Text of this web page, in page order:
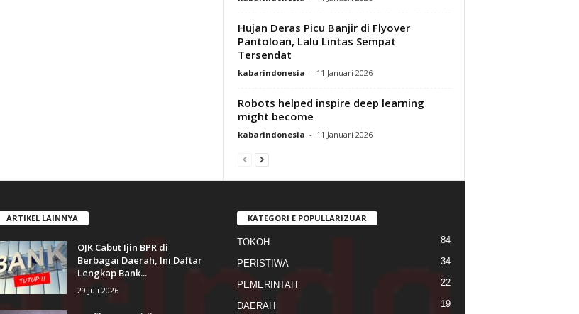
Hujan Deras Picu Banjir di Flyover
Pantoloan, Lalu Lintas Sempat
Tersendat
kabarindonesia - 11 Januari 2026
Robots helped inspire deep learning
might become
kabarindonesia - 11 Januari 2026
ARTIKEL LAINNYA
OJK Cabut Ijin BPR di
Berbagai Daerah, Ini Daftar
Lengkap Bank...
29 Juli 2026
KATEGORI E POPULLARIZUAR
TOKOH 84
PERISTIWA 34
PEMERINTAH 22
DAERAH 19